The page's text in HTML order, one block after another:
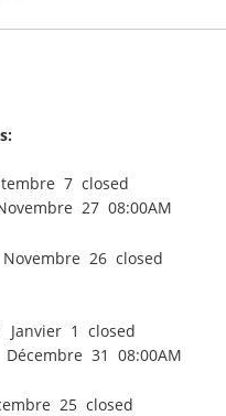
7 closed
27 08:00AM
Novembre 26 closed
1 closed
Décembre 31 08:00AM
25 closed